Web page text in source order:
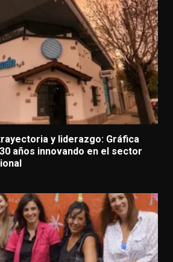
y liderazgo: Gráfica
años innovando en el sector